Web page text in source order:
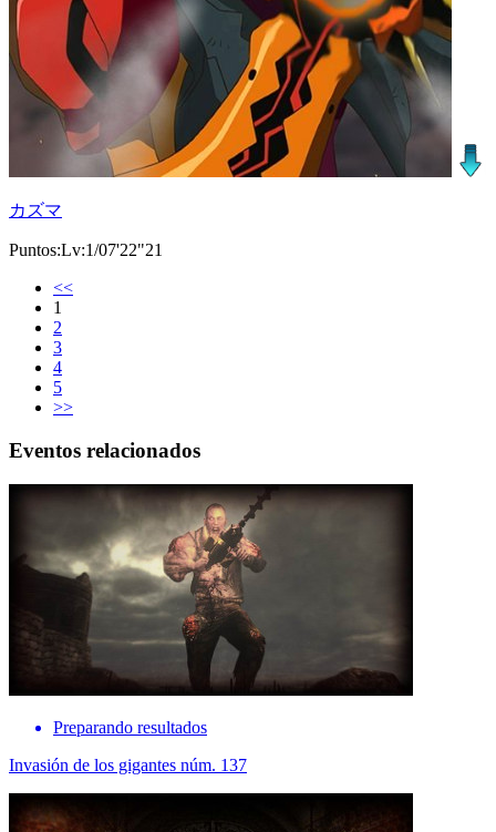
カズマ
Puntos:Lv:1/07'22"21
<<
1
2
3
4
5
>>
Eventos relacionados
Preparando resultados
Invasión de los gigantes núm. 137